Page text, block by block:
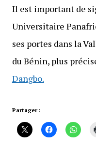
Il est important de
Universitaire
ses portes dans la
du Bénin, plus
Dangbo.
Partager :